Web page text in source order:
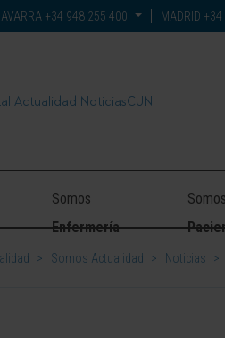
+34 948 255 400 MADRID
Somos
Enfermería
Somos
> Somos Actualidad > Noticias >